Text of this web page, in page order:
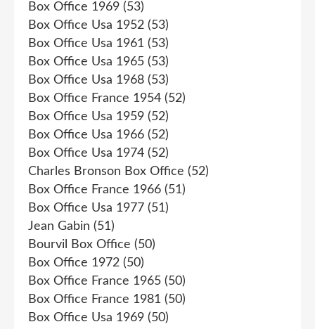
Box Office 1969 (53)
Box Office Usa 1952 (53)
Box Office Usa 1961 (53)
Box Office Usa 1965 (53)
Box Office Usa 1968 (53)
Box Office France 1954 (52)
Box Office Usa 1959 (52)
Box Office Usa 1966 (52)
Box Office Usa 1974 (52)
Charles Bronson Box Office (52)
Box Office France 1966 (51)
Box Office Usa 1977 (51)
Jean Gabin (51)
Bourvil Box Office (50)
Box Office 1972 (50)
Box Office France 1965 (50)
Box Office France 1981 (50)
Box Office Usa 1969 (50)